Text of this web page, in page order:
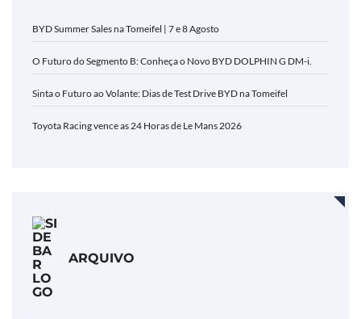
BYD Summer Sales na Tomeifel | 7 e 8 Agosto
O Futuro do Segmento B: Conheça o Novo BYD DOLPHIN G DM-i.
Sinta o Futuro ao Volante: Dias de Test Drive BYD na Tomeifel
Toyota Racing vence as 24 Horas de Le Mans 2026
ARQUIVO